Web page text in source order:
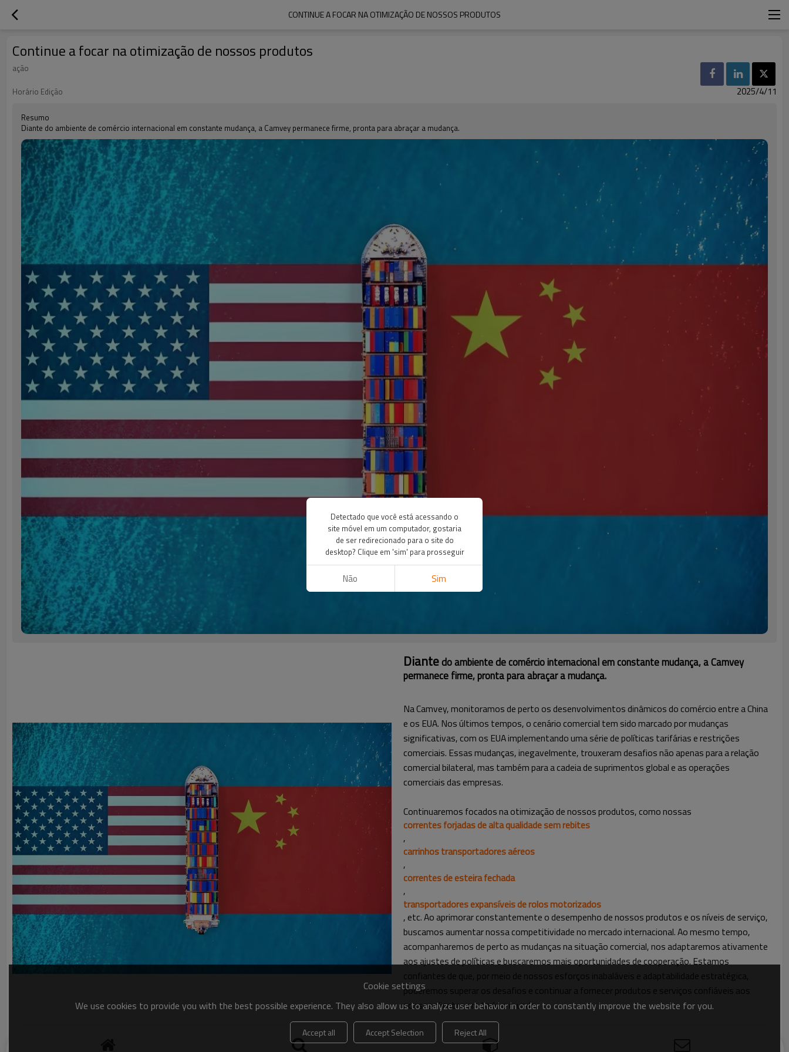
CONTINUE A FOCAR NA OTIMIZAÇÃO DE NOSSOS PRODUTOS
Continue a focar na otimização de nossos produtos
ação
Horário Edição
2025/4/11
Resumo
Diante do ambiente de comércio internacional em constante mudança, a Camvey permanece firme, pronta para abraçar a mudança.
Diantedo ambiente de comércio internacional em constante mudança, a Camvey
permanece firme, pronta para abraçar a mudança.
Na Camvey, monitoramos de perto os desenvolvimentos dinâmicos do comércio entre a China
e os EUA. Nos últimos tempos, o cenário comercial tem sido marcado por mudanças
significativas, com os EUA implementando uma série de políticas tarifárias e restrições
comerciais. Essas mudanças, inegavelmente, trouxeram desafios não apenas para a relação
comercial bilateral, mas também para a cadeia de suprimentos global e as operações
comerciais das empresas.
Continuaremos focados na otimização de nossos produtos, como nossas
correntes forjadas de alta qualidade sem rebites
,
carrinhos transportadores aéreos
,
correntes de esteira fechada
,
transportadores expansíveis de rolos motorizados
, etc. Ao aprimorar constantemente o desempenho de nossos produtos e os níveis de serviço,
buscamos aumentar nossa competitividade no mercado internacional. Ao mesmo tempo,
acompanharemos de perto as mudanças na situação comercial, nos adaptaremos ativamente
aos ajustes de políticas e buscaremos mais oportunidades de cooperação. Estamos
confiantes de que, por meio de nossos esforços inabaláveis e adaptabilidade estratégica,
poderemos superar os desafios e continuar a fornecer produtos e serviços confiáveis aos
nossos clientes em todo o mundo.
Fique ligado para mais atualizações da Camvey.
Cookie settings
We use cookies to provide you with the best possible experience. They also allow us to analyze user behavior in order to constantly improve the website for you.
Accept all Accept Selection
Reject All
Detectado que você está acessando o
site móvel em um computador, gostaria
de ser redirecionado para o site do
desktop? Clique em 'sim' para prosseguir
Não Sim